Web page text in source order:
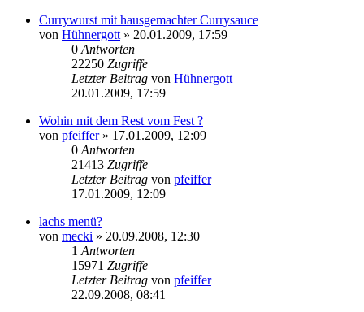
Currywurst mit hausgemachter Currysauce
von Hühnergott » 20.01.2009, 17:59
0 Antworten
22250 Zugriffe
Letzter Beitrag von Hühnergott
20.01.2009, 17:59
Wohin mit dem Rest vom Fest ?
von pfeiffer» 17.01.2009, 12:09
0 Antworten
21413 Zugriffe
Letzter Beitrag von pfeiffer
17.01.2009, 12:09
lachs menü?
von mecki » 20.09.2008, 12:30
1 Antworten
15971 Zugriffe
Letzter Beitrag von pfeiffer
22.09.2008, 08:41